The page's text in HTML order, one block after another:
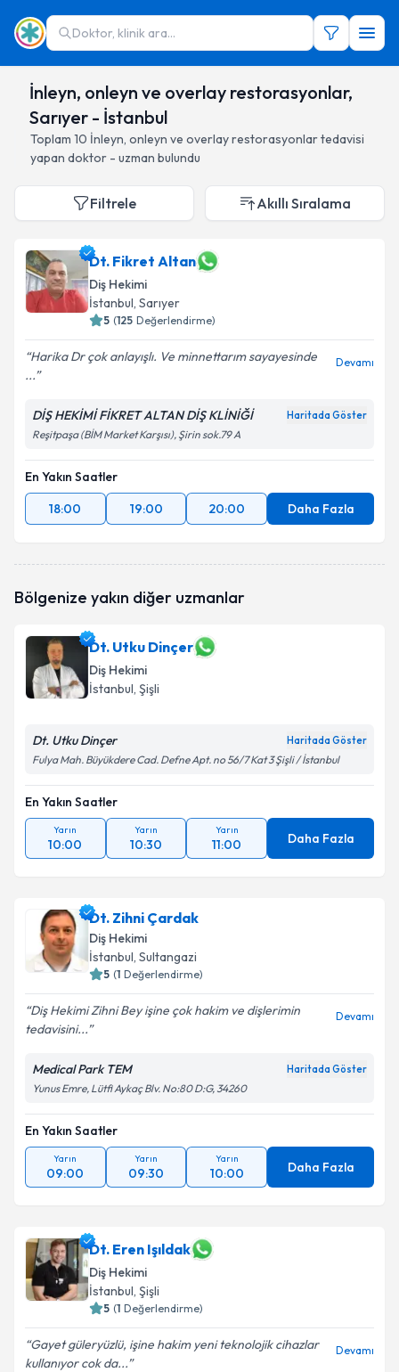
Doktor, klinik ara...
İnleyn, onleyn ve overlay restorasyonlar,
Sarıyer - İstanbul
Toplam 10 İnleyn, onleyn ve overlay restorasyonlartedavisi
yapan doktor - uzman bulundu
Filtrele Akıllı Sıralama
Dt. Fikret Altan
Diş Hekimi
İstanbul, Sarıyer
5 (125 Değerlendirme)
Harika Dr çok anlayışlı. Ve minnettarım sayayesinde
...
Devamı
DİŞ HEKİMİ FİKRET ALTAN DİŞ KLİNİĞİ Haritada Göster
Reşitpaşa (BİM Market Karşısı), Şirin sok.79 A
En Yakın Saatler
18:00
19:00 20:00 Daha Fazla
Bölgenize yakın diğer uzmanlar
Dt. Utku Dinçer
Diş Hekimi
İstanbul, Şişli
Dt. Utku Dinçer Haritada Göster
Fulya Mah. Büyükdere Cad. Defne Apt. no 56/7 Kat 3 Şişli / İstanbul
En Yakın Saatler
Yarın
10:00
Yarın
10:30
Yarın
11:00 Daha Fazla
Dt. Zihni Çardak
Diş Hekimi
İstanbul, Sultangazi
5 (1 Değerlendirme)
Diş Hekimi Zihni Bey işine çok hakim ve dişlerimin
tedavisini...
Devamı
Medical Park TEM Haritada Göster
Yunus Emre, Lütfi Aykaç Blv. No:80 D:G, 34260
En Yakın Saatler
Yarın
09:00
Yarın
09:30
Yarın
10:00 Daha Fazla
Dt. Eren Işıldak
Diş Hekimi
İstanbul, Şişli
5 (1 Değerlendirme)
Gayet güleryüzlü, işine hakim yeni teknolojik cihazlar
kullanıyor cok da...
Devamı